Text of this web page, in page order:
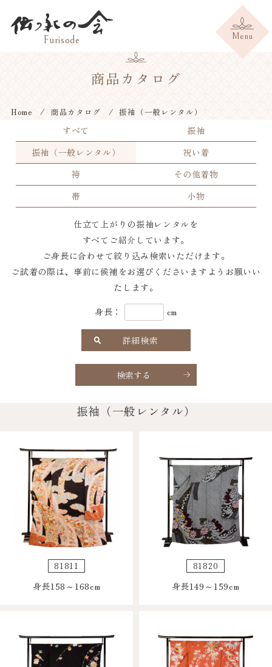
商品カタログ
Home 商品カタログ 振袖（一般レンタル）
すべて
振袖
振袖（一般レンタル）
祝い着
袴
その他着物
帯
小物
仕立て上がりの振袖レンタルを
すべてご紹介しています。
ご身長に合わせて絞り込み検索いただけます。
ご試着の際は、事前に候補をお選びくださいますようお願いい
たします。
身長：
cm
詳細検索
検索する
振袖（一般レンタル）
81811
身長158～168cm
81820
身長149～159cm